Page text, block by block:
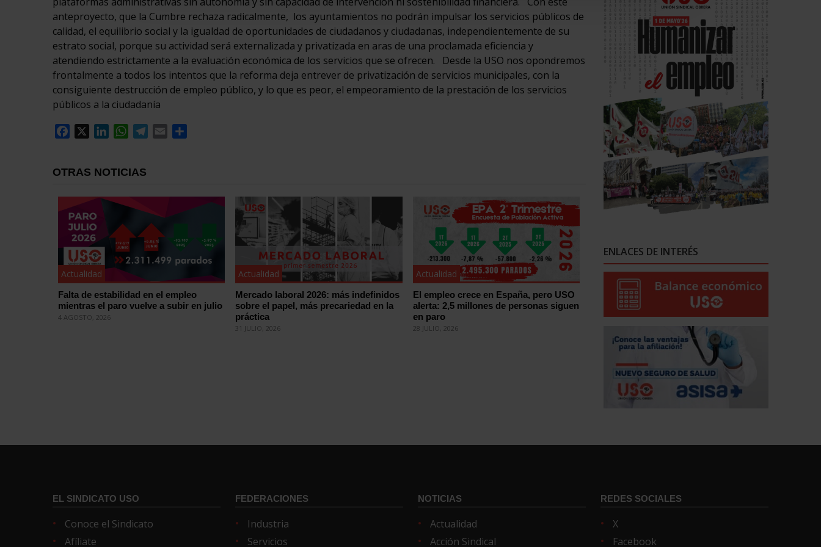
anteproyecto, que la Cumbre rechaza radicalmente, los ayuntamientos no podrán impulsar los servicios públicos de
calidad, el equilibrio social y la igualdad de oportunidades de ciudadanos y ciudadanas, independientemente de su
estrato social, porque su actividad será externalizada y privatizada en aras de una proclamada eficiencia y
atendiendo estrictamente a la evaluación económica de los servicios que se ofrecen. Desde la USO nos opondremos
frontalmente a todos los intentos que la reforma deja entrever de privatización de servicios municipales, con la
consiguiente destrucción de empleo público, y lo que es peor, el empeoramiento de la prestación de los servicios
públicos a la ciudadanía
Facebook
LinkedInWhatsApp
Telegram
Email
OTRAS NOTICIAS
Actualidad
Falta de estabilidad en el empleo
mientras el paro vuelve a subir en julio
4 AGOSTO, 2026
Actualidad
Mercado laboral 2026: más indefinidos
sobre el papel, más precariedad en la
práctica
31 JULIO, 2026
Actualidad
El empleo crece en España, pero USO
alerta: 2,5 millones de personas siguen
en paro
28 JULIO, 2026
ENLACES DE INTERÉS
EL SINDICATO USO
Conoce el Sindicato
Afíliate
FEDERACIONES
Industria
Servicios
NOTICIAS
Actualidad
Acción Sindical
REDES SOCIALES
X
Facebook